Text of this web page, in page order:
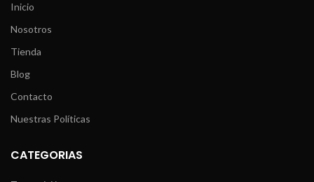
Inicio
Nosotros
Tienda
Blog
Contacto
Nuestras Políticas
CATEGORIAS